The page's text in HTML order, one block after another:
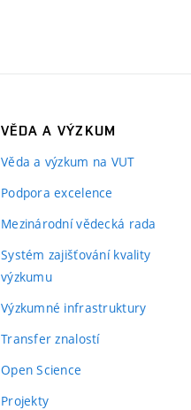
VĚDA A VÝZKUM
Věda a výzkum na VUT
Podpora excelence
Mezinárodní vědecká rada
Systém zajišťování kvality
výzkumu
Výzkumné infrastruktury
Transfer znalostí
Open Science
Projekty